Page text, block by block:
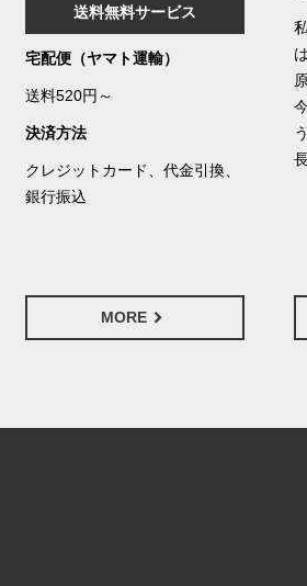
送料無料サービス
宅配便（ヤマト運輸）
送料520円～
決済方法
クレジットカード、代金引換、
銀行振込
MORE